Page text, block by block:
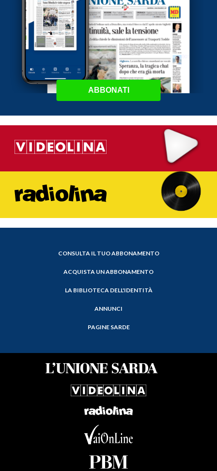
ABBONATI
CONSULTA IL TUO ABBONAMENTO
ACQUISTA UN ABBONAMENTO
LA BIBLIOTECA DELL'IDENTITÀ
ANNUNCI
PAGINE SARDE